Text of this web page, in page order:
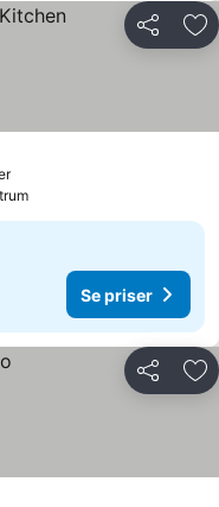
Del
Se priser
Se priser
Del